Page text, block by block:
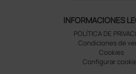
INFORMACIONES
POLÍTICA DE
Condiciones de
Cookies
Configurar